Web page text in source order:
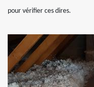
pour vérifier ces dires.